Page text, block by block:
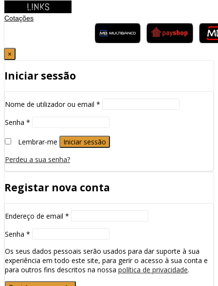
LINKS
Contrastarias
Cotações
×
Iniciar sessão
Nome de utilizador ou email *
Senha *
Lembrar-me
Iniciar sessão
Perdeu a sua senha?
Registar nova conta
Endereço de email *
Senha *
Os seus dados pessoais serão usados para dar suporte à sua
experiência em todo este site, para gerir o acesso à sua conta e
para outros fins descritos na nossa política de privacidade.